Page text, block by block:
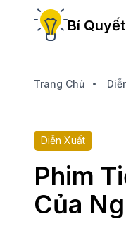
Bí
Trang Chủ
Diễn Xuất
Phim
Của